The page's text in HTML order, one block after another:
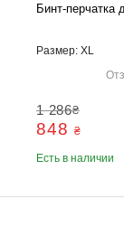
Бинт-перчатка
Размер: XL
1 286₴
848 ₴
Есть в наличии